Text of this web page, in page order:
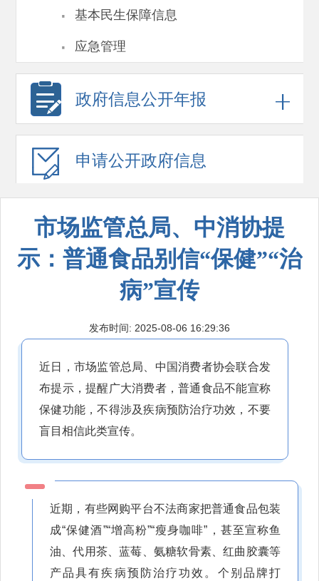
· 基本民生保障信息
· 应急管理
政府信息公开年报
申请公开政府信息
市场监管总局、中消协提
示：普通食品别信“保健”“治
病”宣传
发布时间: 2025-08-06 16:29:36
近日，市场监管总局、中国消费者协会联合发
布提示，提醒广大消费者，普通食品不能宣称
保健功能，不得涉及疾病预防治疗功效，不要
盲目相信此类宣传。
近期，有些网购平台不法商家把普通食品包装
成“保健酒”“增高粉”“瘦身咖啡”，甚至宣称鱼
油、代用茶、蓝莓、氨糖软骨素、红曲胶囊等
产品具有疾病预防治疗功效。个别品牌打